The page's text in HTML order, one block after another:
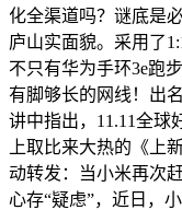
化全渠道吗？谜底是
庐山实面貌。采用了
不只有华为手环3e跑
有脚够长的网线！出
讲中指出，11.11全球
上取比来大热的《上
动转发：当小米再次
心存“疑虑”，近日，